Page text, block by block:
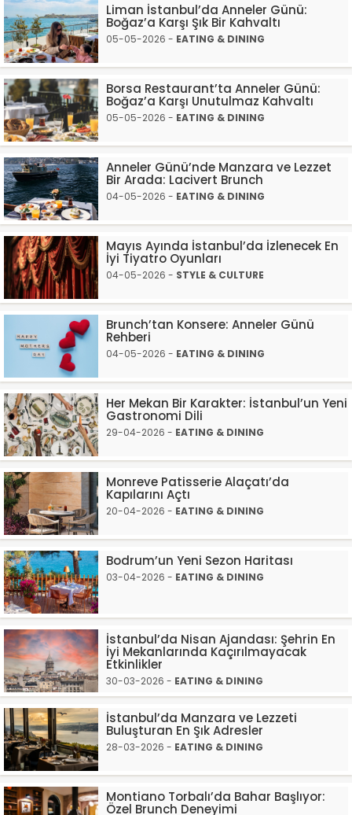
Liman İstanbul’da Anneler Günü:
Boğaz’a Karşı Şık Bir Kahvaltı
05-05-2026 - EATING & DINING
Borsa Restaurant’ta Anneler Günü:
Boğaz’a Karşı Unutulmaz Kahvaltı
05-05-2026 - EATING & DINING
Anneler Günü’nde Manzara ve Lezzet
Bir Arada: Lacivert Brunch
04-05-2026 - EATING & DINING
Mayıs Ayında İstanbul’da İzlenecek En
İyi Tiyatro Oyunları
04-05-2026 - STYLE & CULTURE
Brunch’tan Konsere: Anneler Günü
Rehberi
04-05-2026 - EATING & DINING
Her Mekan Bir Karakter: İstanbul’un Yeni
Gastronomi Dili
29-04-2026 - EATING & DINING
Monreve Patisserie Alaçatı’da
Kapılarını Açtı
20-04-2026 - EATING & DINING
Bodrum’un Yeni Sezon Haritası
03-04-2026 - EATING & DINING
İstanbul’da Nisan Ajandası: Şehrin En
İyi Mekanlarında Kaçırılmayacak
Etkinlikler
30-03-2026 - EATING & DINING
İstanbul’da Manzara ve Lezzeti
Buluşturan En Şık Adresler
28-03-2026 - EATING & DINING
Montiano Torbalı’da Bahar Başlıyor:
Özel Brunch Deneyimi